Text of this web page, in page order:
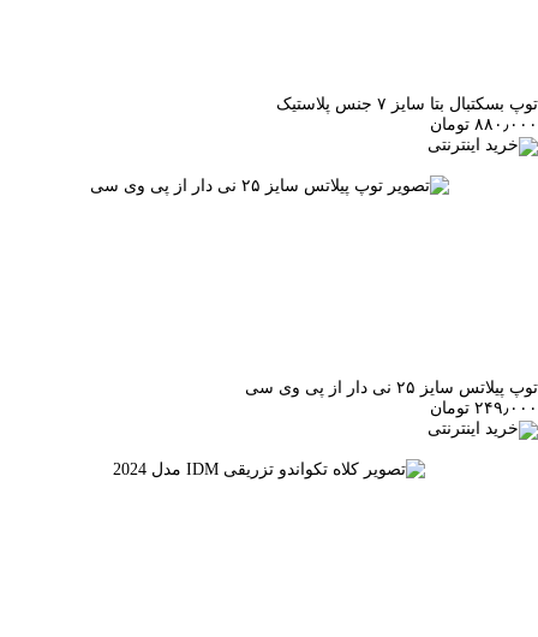
توپ بسکتبال بتا سایز ۷ جنس پلاستیک
۸۸۰٫۰۰۰ تومان
خرید اینترنتی
توپ پیلاتس سایز ۲۵ نی دار از پی وی سی
۲۴۹٫۰۰۰ تومان
خرید اینترنتی